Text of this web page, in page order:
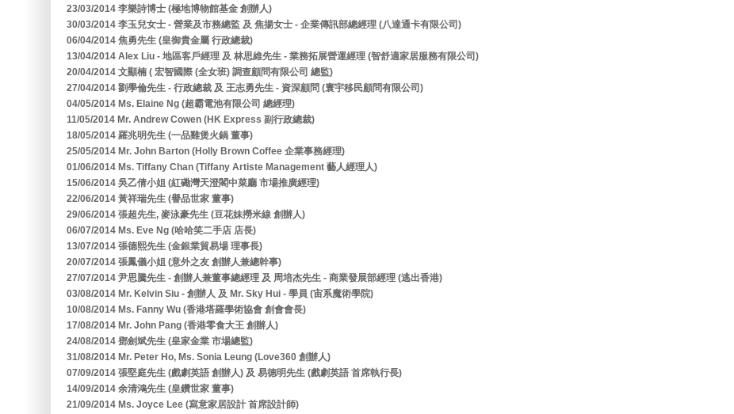
23/03/2014 李樂詩博士 (極地博物館基金 創辦人)
30/03/2014 李玉兒女士 - 營業及市務總監 及 焦揚女士 - 企業傳訊部總經理 (八達通卡有限公司)
06/04/2014 焦勇先生 (皇御貴金屬 行政總裁)
13/04/2014 Alex Liu - 地區客戶經理 及 林思維先生 - 業務拓展營運經理 (智舒適家居服務有限公司)
20/04/2014 文顯楠 ( 宏智國際 (全女班) 調查顧問有限公司 總監)
27/04/2014 劉學倫先生 - 行政總裁 及 王志勇先生 - 資深顧問 (寰宇移民顧問有限公司)
04/05/2014 Ms. Elaine Ng (超霸電池有限公司 總經理)
11/05/2014 Mr. Andrew Cowen (HK Express 副行政總裁)
18/05/2014 羅兆明先生 (一品雞煲火鍋 董事)
25/05/2014 Mr. John Barton (Holly Brown Coffee 企業事務經理)
01/06/2014 Ms. Tiffany Chan (Tiffany Artiste Management 藝人經理人)
15/06/2014 吳乙倩小姐 (紅磡灣天澄閣中菜廳 市場推廣經理)
22/06/2014 黃祥瑞先生 (譽品世家 董事)
29/06/2014 張超先生, 麥泳豪先生 (豆花妹撈米線 創辦人)
06/07/2014 Ms. Eve Ng (哈哈笑二手店 店長)
13/07/2014 張德熙先生 (金銀業貿易場 理事長)
20/07/2014 張鳳儀小姐 (意外之友 創辦人兼總幹事)
27/07/2014 尹思騰先生 - 創辦人兼董事總經理 及 周培杰先生 - 商業發展部經理 (逃出香港)
03/08/2014 Mr. Kelvin Siu - 創辦人 及 Mr. Sky Hui - 學員 (宙系魔術學院)
10/08/2014 Ms. Fanny Wu (香港塔羅學術協會 創會會長)
17/08/2014 Mr. John Pang (香港零食大王 創辦人)
24/08/2014 鄧劍斌先生 (皇家金業 市場總監)
31/08/2014 Mr. Peter Ho, Ms. Sonia Leung (Love360 創辦人)
07/09/2014 張堅庭先生 (戲劇英語 創辦人) 及 易德明先生 (戲劇英語 首席執行長)
14/09/2014 余清鴻先生 (皇鑽世家 董事)
21/09/2014 Ms. Joyce Lee (寫意家居設計 首席設計師)